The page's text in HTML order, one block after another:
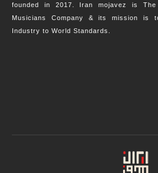
founded in 2017. Iran mojavez is The
Musicians Company & its mission is
Industry to World Standards.